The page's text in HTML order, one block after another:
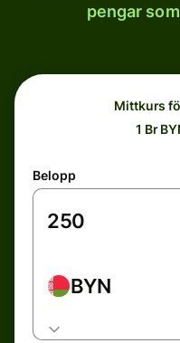
pengar
Mittkurs
1 Br
Belopp
BYN